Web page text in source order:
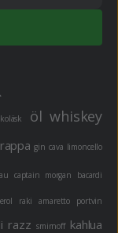
öl whiskey
gin cava limoncello
captain morgan bacardi
raki amaretto portvin
razz smirnoff kahlua